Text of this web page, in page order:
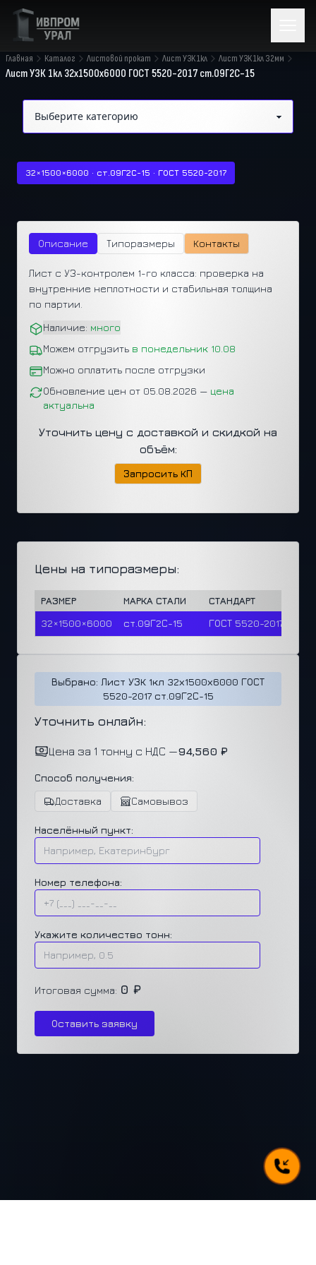
Главная Каталог Листовой прокат Лист УЗК 1кл Лист УЗК 1кл 32мм
Лист УЗК 1кл 32х1500х6000 ГОСТ 5520-2017 ст.09Г2С-15
32×1500×6000 · ст.09Г2С-15 · ГОСТ 5520-2017
Описание Типоразмеры Контакты
Лист с УЗ-контролем 1-го класса: проверка на
внутренние неплотности и стабильная толщина
по партии.
Наличие: много
Можем отгрузить в понедельник 10.08
Можно оплатить после отгрузки
Обновление цен от 05.08.2026 — цена
актуальна
Уточнить цену с доставкой и скидкой на
объём:
Запросить КП
Цены на типоразмеры:
РАЗМЕР МАРКА СТАЛИ СТАНДАРТ
32×1500×6000
ст.09Г2С-15 ГОСТ 5520-2017
Выбрано: Лист УЗК 1кл 32х1500х6000 ГОСТ
5520-2017 ст.09Г2С-15
Уточнить онлайн:
Цена за 1 тонну с НДС —94,560 ₽
Способ получения:
Доставка
Самовывоз
Населённый пункт:
Номер телефона:
Укажите количество тонн:
Итоговая сумма: 0 ₽
Оставить заявку